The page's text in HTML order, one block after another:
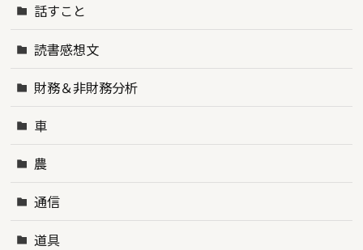
話すこと
読書感想文
財務＆非財務分析
車
農
通信
道具